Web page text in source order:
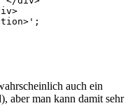
auch ein
aber man kann damit sehr